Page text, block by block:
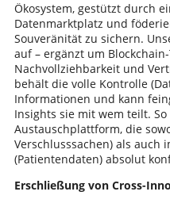
Ökosystem, gestützt durch
Datenmarktplatz und
Souveränität zu sichern​.
auf – ergänzt um
Nachvollziehbarkeit und
behält die volle Kontrolle
Informationen und kann
Insights sie mit wem teilt.
Austauschplattform, die
Verschlusssachen) als auch
(Patientendaten) absolut
Erschließung von Cross-